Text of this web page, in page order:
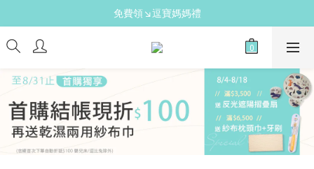
新手爸媽必備↘育兒懶人包
送禮心意↘親子胺基酸潔膚皂(金箔紫草)
新手爸媽必備↘育兒懶人包